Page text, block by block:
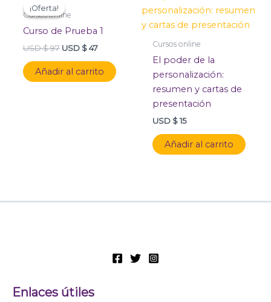
¡Oferta!
¡Oferta!
Cursos online
Curso de Prueba 1
USD $97
original
USD
$ 97.
USD $47
USD
$ 47.
Añadir al carrito
Cursos online
El poder de la
personalización:
resumen y cartas de
presentación
USD $15
Añadir al carrito
Enlaces útiles